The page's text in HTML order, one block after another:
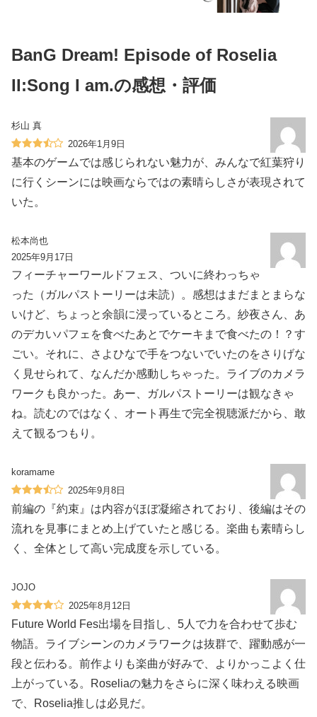
BanG Dream! Episode of Roselia
II:Song I am.の感想・評価
杉山 真
2026年1月9日
基本のゲームでは感じられない魅力が、みんなで紅葉狩り
に行くシーンには映画ならではの素晴らしさが表現されて
いた。
松本尚也
2025年9月17日
フィーチャーワールドフェス、ついに終わっちゃ
った（ガルパストーリーは未読）。感想はまだまとまらな
いけど、ちょっと余韻に浸っているところ。紗夜さん、あ
のデカいパフェを食べたあとでケーキまで食べたの！？す
ごい。それに、さよひなで手をつないでいたのをさりげな
く見せられて、なんだか感動しちゃった。ライブのカメラ
ワークも良かった。あー、ガルパストーリーは観なきゃ
ね。読むのではなく、オート再生で完全視聴派だから、敢
えて観るつもり。
koramame
2025年9月8日
前編の『約束』は内容がほぼ凝縮されており、後編はその
流れを見事にまとめ上げていたと感じる。楽曲も素晴らし
く、全体として高い完成度を示している。
JOJO
2025年8月12日
Future World Fes出場を目指し、5人で力を合わせて歩む
物語。ライブシーンのカメラワークは抜群で、躍動感が一
段と伝わる。前作よりも楽曲が好みで、よりかっこよく仕
上がっている。Roseliaの魅力をさらに深く味わえる映画
で、Roselia推しは必見だ。